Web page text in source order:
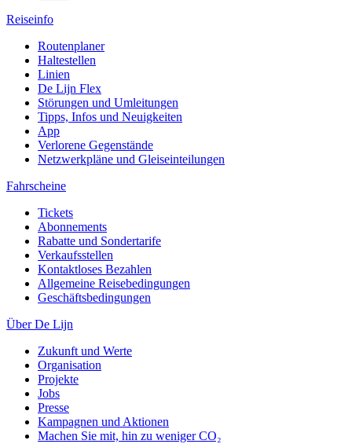
Reiseinfo
Routenplaner
Haltestellen
Linien
De Lijn Flex
Störungen und Umleitungen
Tipps, Infos und Neuigkeiten
App
Verlorene Gegenstände
Netzwerkpläne und Gleiseinteilungen
Fahrscheine
Tickets
Abonnements
Rabatte und Sondertarife
Verkaufsstellen
Kontaktloses Bezahlen
Allgemeine Reisebedingungen
Geschäftsbedingungen
Über De Lijn
Zukunft und Werte
Organisation
Projekte
Jobs
Presse
Kampagnen und Aktionen
Machen Sie mit, hin zu weniger CO₂